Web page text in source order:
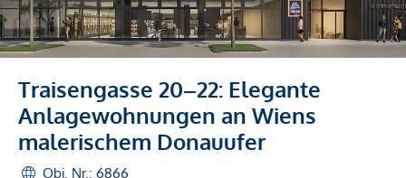
Traisengasse 20–22: Elegante
Anlagewohnungen an Wiens
malerischem Donauufer
Obj. Nr.: 6866